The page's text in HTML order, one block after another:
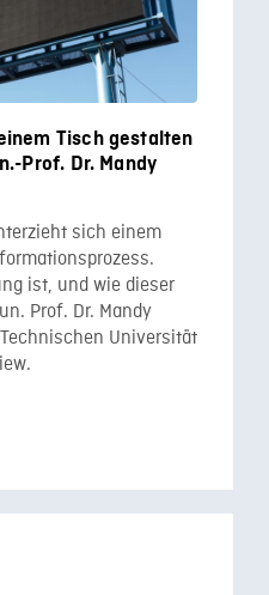
Tisch gestalten
Prof. Dr. Mandy
sich einem
ist, und wie dieser
Prof. Dr. Mandy
Universität